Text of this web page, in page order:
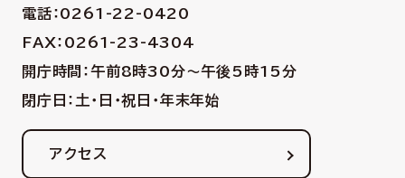
電話：0261-22-0420
FAX：0261-23-4304
開庁時間：午前8時30分〜午後5時15分
閉庁日：土・日・祝日・年末年始
アクセス